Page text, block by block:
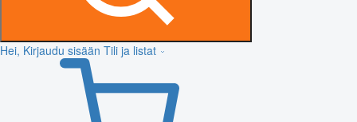
Hei, Kirjaudu sisään Tili ja listat